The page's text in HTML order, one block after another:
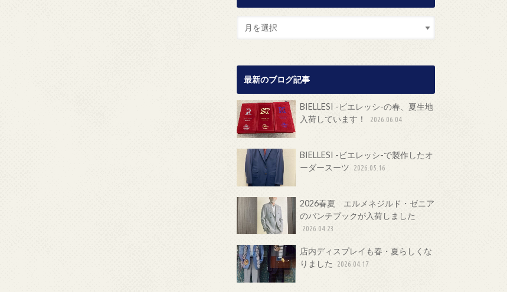
最新のブログ記事
BIELLESI -ビエレッシ-の春、夏生地
入荷しています！
2026.06.04
BIELLESI -ビエレッシ-で製作したオ
ーダースーツ
2026.05.16
2026春夏 エルメネジルド・ゼニア
のバンチブックが入荷しました
2026.04.23
店内ディスプレイも春・夏らしくな
りました
2026.04.17